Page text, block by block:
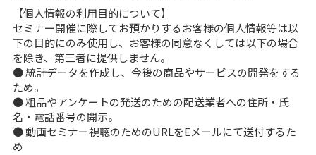
【個人情報の利用目的について】
セミナー開催に際してお預かりするお客様の個人情報等は以
下の目的にのみ使用し、お客様の同意なくしては以下の場合
を除き、第三者に提供しません。
● 統計データを作成し、今後の商品やサービスの開発をする
ため。
● 粗品やアンケートの発送のための配送業者への住所・氏
名・電話番号の開示。
● 動画セミナー視聴のためのURLをEメールにて送付するた
め